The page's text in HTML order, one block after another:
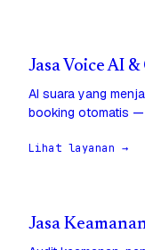
Jasa Voice AI
AI suara yang
booking otomatis —
Lihat layanan →
Jasa